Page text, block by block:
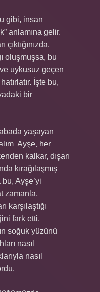
gibi, insan
anlamına gelir.
çıktığınızda,
oluşmuşsa, bu
uykusuz geçen
İşte bu,
bir
yaşayan
Ayşe, her
kalkar, dışarı
kırağılaşmış
Ayşe’yi
zamanla,
karşılaştığı
fark etti.
soğuk yüzünü
nasıl
nasıl